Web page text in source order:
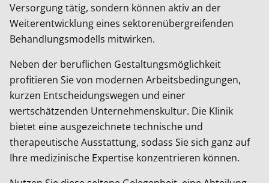
Versorgung tätig, sondern können aktiv an der
Weiterentwicklung eines sektorenübergreifenden
Behandlungsmodells mitwirken.
Neben der beruflichen Gestaltungsmöglichkeit
profitieren Sie von modernen Arbeitsbedingungen,
kurzen Entscheidungswegen und einer
wertschätzenden Unternehmenskultur. Die Klinik
bietet eine ausgezeichnete technische und
therapeutische Ausstattung, sodass Sie sich ganz auf
Ihre medizinische Expertise konzentrieren können.